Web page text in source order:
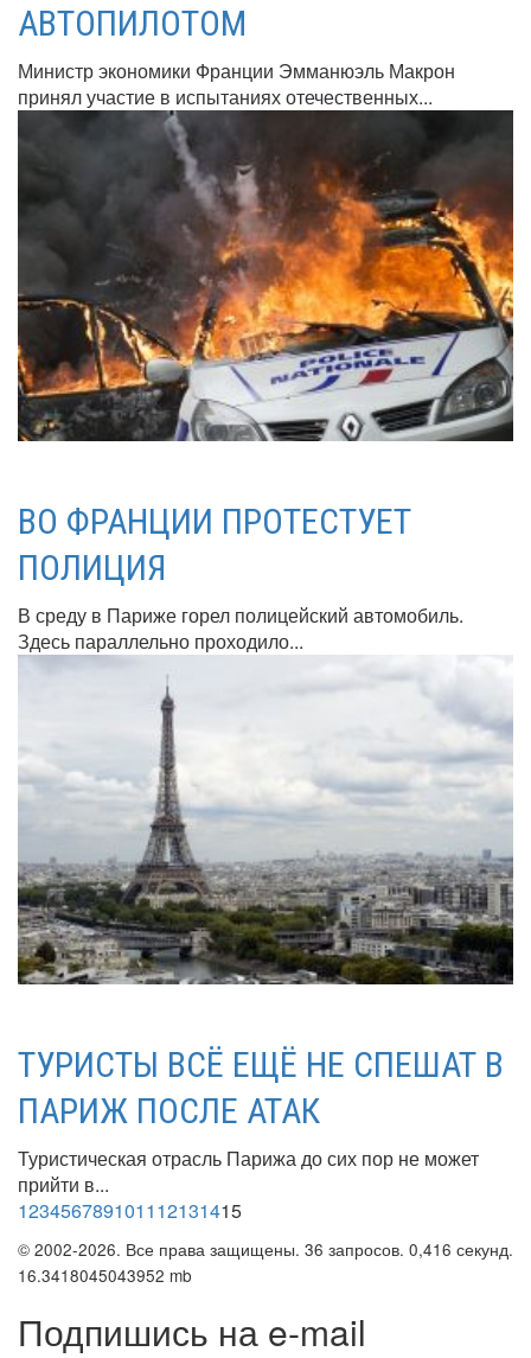
АВТОПИЛОТОМ
Министр экономики Франции Эмманюэль Макрон
принял участие в испытаниях отечественных...
ВО ФРАНЦИИ ПРОТЕСТУЕТ
ПОЛИЦИЯ
В среду в Париже горел полицейский автомобиль.
Здесь параллельно проходило...
ТУРИСТЫ ВСЁ ЕЩЁ НЕ СПЕШАТ В
ПАРИЖ ПОСЛЕ АТАК
Туристическая отрасль Парижа до сих пор не может
прийти в...
123456789101112131415
© 2002-2026. Все права защищены. 36 запросов. 0,416 секунд.
16.3418045043952 mb
Подпишись на e-mail